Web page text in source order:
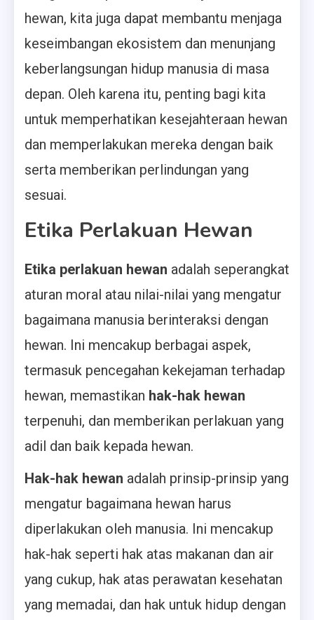
hewan, kita juga dapat membantu menjaga
keseimbangan ekosistem dan menunjang
keberlangsungan hidup manusia di masa
depan. Oleh karena itu, penting bagi kita
untuk memperhatikan kesejahteraan hewan
dan memperlakukan mereka dengan baik
serta memberikan perlindungan yang
sesuai.
Etika Perlakuan Hewan
Etika perlakuan hewan adalah seperangkat
aturan moral atau nilai-nilai yang mengatur
bagaimana manusia berinteraksi dengan
hewan. Ini mencakup berbagai aspek,
termasuk pencegahan kekejaman terhadap
hewan, memastikan hak-hak hewan
terpenuhi, dan memberikan perlakuan yang
adil dan baik kepada hewan.
Hak-hak hewan adalah prinsip-prinsip yang
mengatur bagaimana hewan harus
diperlakukan oleh manusia. Ini mencakup
hak-hak seperti hak atas makanan dan air
yang cukup, hak atas perawatan kesehatan
yang memadai, dan hak untuk hidup dengan